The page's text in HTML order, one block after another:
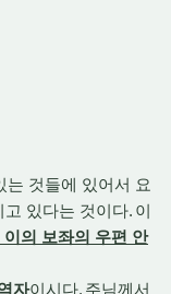
는 것들에 있어서 요
고 있다는 것이다. 이
의 보좌의 우편 안
자이시다. 주님께서